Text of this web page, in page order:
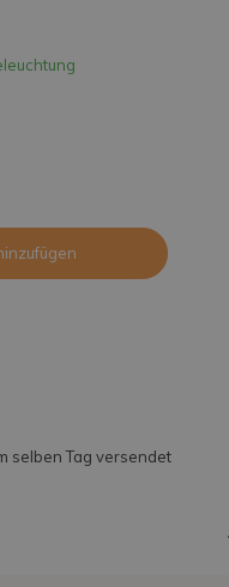
selben Tag versendet